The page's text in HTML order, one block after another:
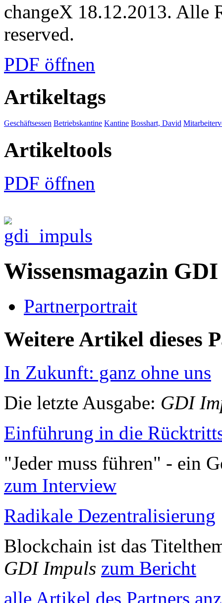
changeX 18.12.2013. Alle
reserved.
PDF öffnen
Artikeltags
Geschäftsessen Betriebskantine Kantine Bosshart, David
Artikeltools
PDF öffnen
Wissensmagazin
Partnerportrait
Weitere Artikel dieses
In Zukunft: ganz ohne uns
Die letzte Ausgabe: GDI
Einführung in die
"Jeder muss führen" - ein
zum Interview
Radikale Dezentralisierung
Blockchain ist das
GDI Impuls zum Bericht
alle Artikel des Partners